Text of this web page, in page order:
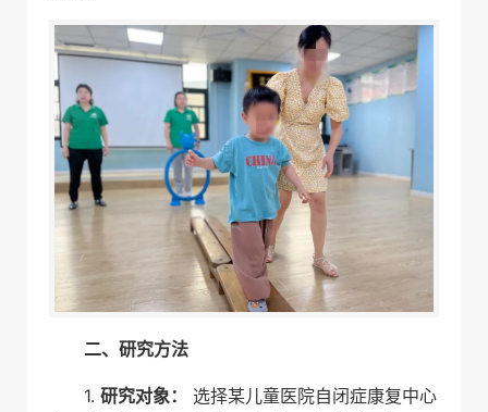
二、研究方法
1. 研究对象：
选择某儿童医院自闭症康复中心